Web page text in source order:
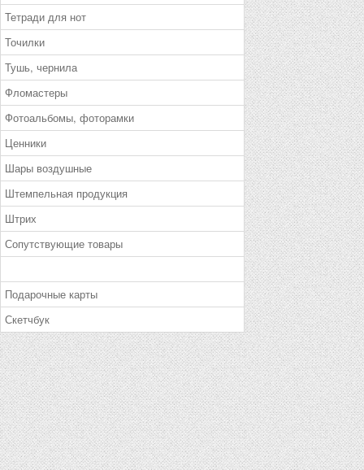
Тетради для нот
Точилки
Тушь, чернила
Фломастеры
Фотоальбомы, фоторамки
Ценники
Шары воздушные
Штемпельная продукция
Штрих
Сопутствующие товары
Подарочные карты
Скетчбук